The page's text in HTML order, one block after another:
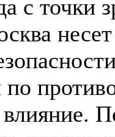
с точки
влияние.